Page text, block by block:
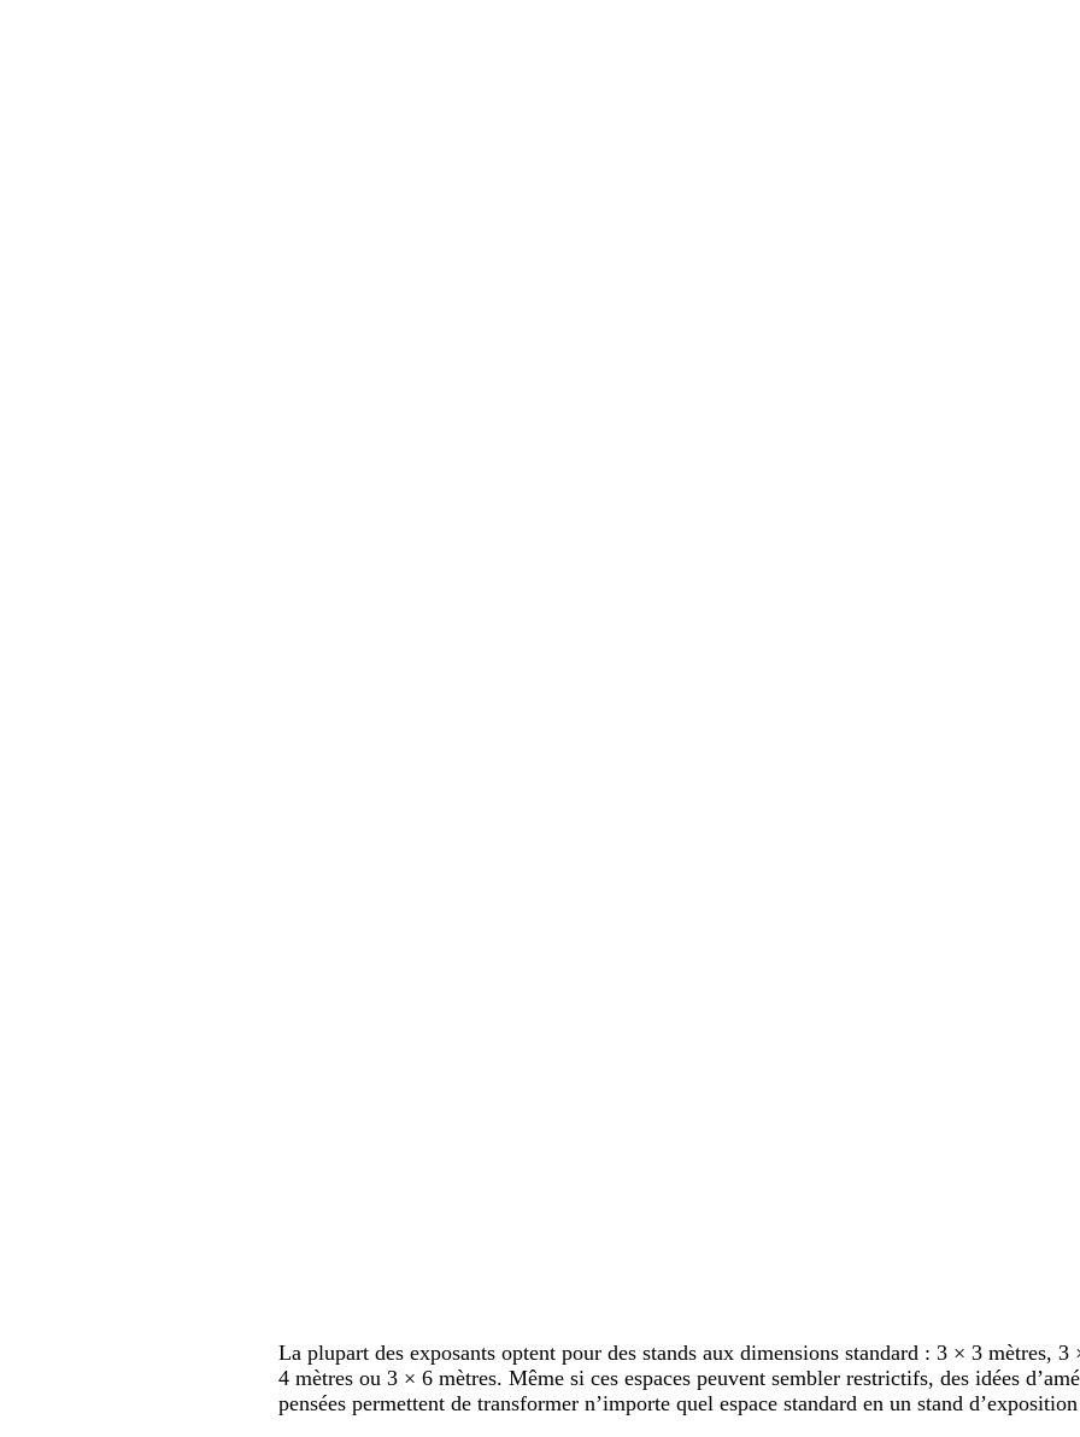
La plupart des exposants optent pour des stands aux dimensions standard : 3 × 3 mètres, 3
4 mètres ou 3 × 6 mètres. Même si ces espaces peuvent sembler restrictifs, des idées
pensées permettent de transformer n’importe quel espace standard en un stand